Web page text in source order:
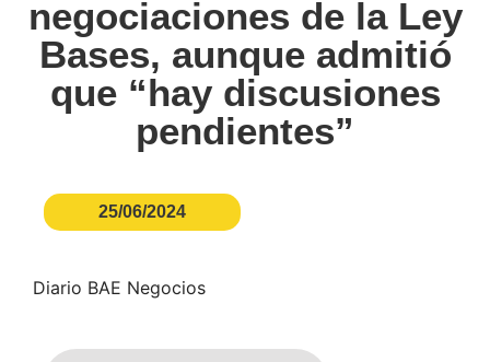
negociaciones de la Ley
Bases, aunque admitió
que “hay discusiones
pendientes”
25/06/2024
Diario BAE Negocios